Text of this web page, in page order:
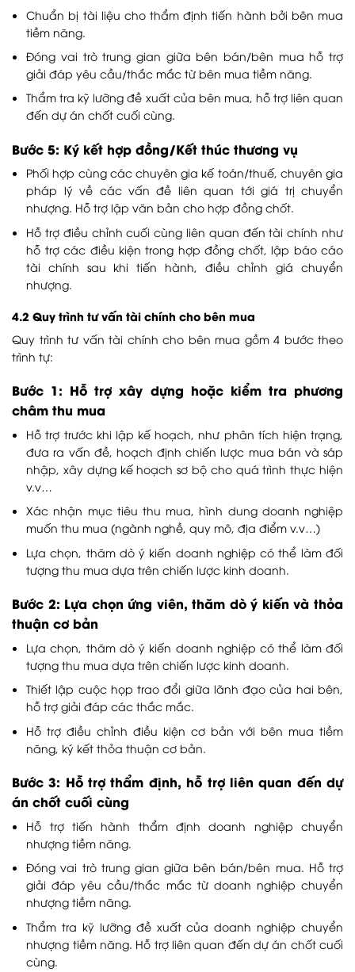
Chuẩn bị tài liệu cho thẩm định tiến hành bởi bên mua
tiềm năng.
Đóng vai trò trung gian giữa bên bán/bên mua hỗ trợ
giải đáp yêu cầu/thắc mắc từ bên mua tiềm năng.
Thẩm tra kỹ lưỡng đề xuất của bên mua, hỗ trợ liên quan
đến dự án chốt cuối cùng.
Bước 5: Ký kết hợp đồng/Kết thúc thương vụ
Phối hợp cùng các chuyên gia kế toán/thuế, chuyên gia
pháp lý về các vấn đề liên quan tới giá trị chuyển
nhượng. Hỗ trợ lập văn bản cho hợp đồng chốt.
Hỗ trợ điều chỉnh cuối cùng liên quan đến tài chính như
hỗ trợ các điều kiện trong hợp đồng chốt, lập báo cáo
tài chính sau khi tiến hành, điều chỉnh giá chuyển
nhượng.
4.2 Quy trình tư vấn tài chính cho bên mua
Quy trình tư vấn tài chính cho bên mua gồm 4 bước theo
trình tự:
Bước 1: Hỗ trợ xây dựng hoặc kiểm tra phương
châm thu mua
Hỗ trợ trước khi lập kế hoạch, như phân tích hiện trạng,
đưa ra vấn đề, hoạch định chiến lược mua bán và sáp
nhập, xây dựng kế hoạch sơ bộ cho quá trình thực hiện
v.v…
Xác nhận mục tiêu thu mua, hình dung doanh nghiệp
muốn thu mua (ngành nghề, quy mô, địa điểm v.v…)
Lựa chọn, thăm dò ý kiến doanh nghiệp có thể làm đối
tượng thu mua dựa trên chiến lược kinh doanh.
Bước 2: Lựa chọn ứng viên, thăm dò ý kiến và thỏa
thuận cơ bản
Lựa chọn, thăm dò ý kiến doanh nghiệp có thể làm đối
tượng thu mua dựa trên chiến lược kinh doanh.
Thiết lập cuộc họp trao đổi giữa lãnh đạo của hai bên,
hỗ trợ giải đáp các thắc mắc.
Hỗ trợ điều chỉnh điều kiện cơ bản với bên mua tiềm
năng, ký kết thỏa thuận cơ bản.
Bước 3: Hỗ trợ thẩm định, hỗ trợ liên quan đến dự
án chốt cuối cùng
Hỗ trợ tiến hành thẩm định doanh nghiệp chuyển
nhượng tiềm năng.
Đóng vai trò trung gian giữa bên bán/bên mua. Hỗ trợ
giải đáp yêu cầu/thắc mắc từ doanh nghiệp chuyển
nhượng tiềm năng.
Thẩm tra kỹ lưỡng đề xuất của doanh nghiệp chuyển
nhượng tiềm năng. Hỗ trợ liên quan đến dự án chốt cuối
cùng.